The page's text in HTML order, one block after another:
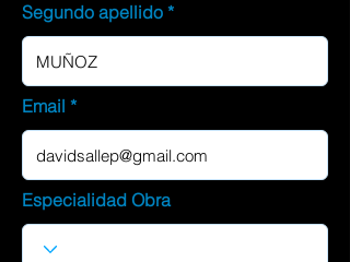
Segundo apellido
Email
Especialidad Obra